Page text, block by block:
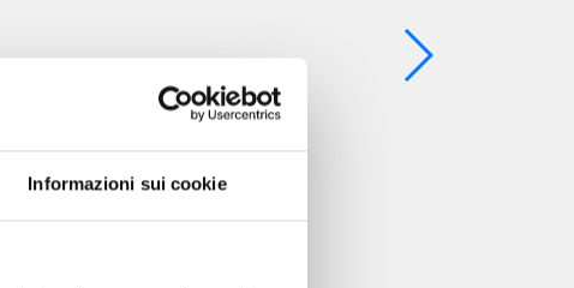
Informazioni sui cookie